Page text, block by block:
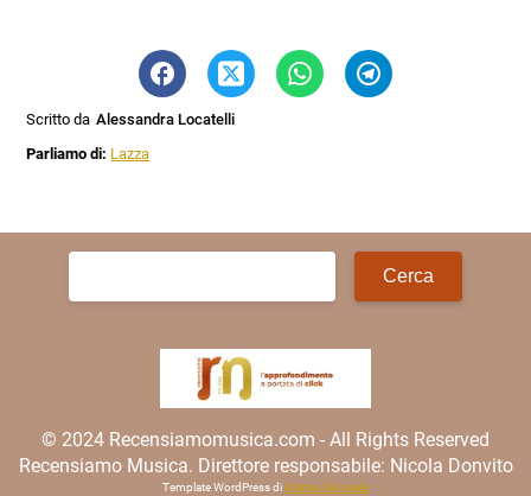
Scritto da Alessandra Locatelli
Parliamo di: Lazza
Ricerca
© 2024 Recensiamomusica.com - All Rights Reserved
Recensiamo Musica. Direttore responsabile: Nicola Donvito
Template WordPress di Matteo Morreale